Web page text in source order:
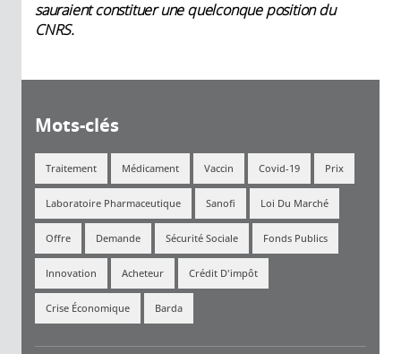
sauraient constituer une quelconque position du
CNRS.
Mots-clés
Traitement Médicament Vaccin Covid-19 Prix
Laboratoire Pharmaceutique Sanofi Loi Du Marché
Offre Demande Sécurité Sociale Fonds Publics
Innovation Acheteur Crédit D'impôt
Crise Économique Barda